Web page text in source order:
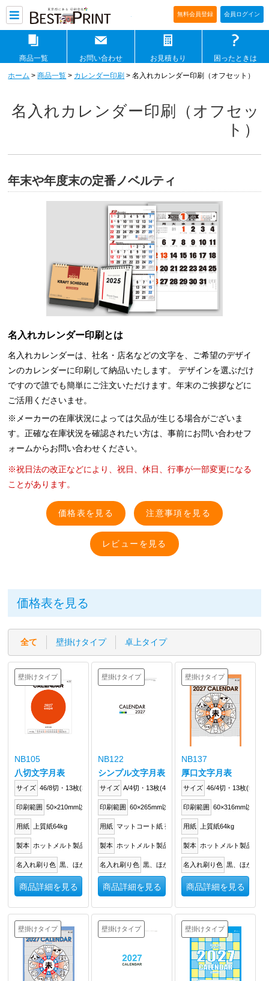
印刷通販ベストプリントベストプリ
無料会員登録 会員ログイン
商品一覧 お問い合わせ お見積もり 困ったときは
ホーム >商品一覧 > カレンダー印刷 > 名入れカレンダー印刷（オフセット）
名入れカレンダー印刷（オフセッ
ト）
年末や年度末の定番ノベルティ
名入れカレンダー印刷とは
名入れカレンダーは、社名・店名などの文字を、ご希望のデザイ
ンのカレンダーに印刷して納品いたします。 デザインを選ぶだけ
ですので誰でも簡単にご注文いただけます。年末のご挨拶などに
ご活用くださいませ。
※メーカーの在庫状況によっては欠品が生じる場合がございま
す。正確な在庫状況を確認されたい方は、事前にお問い合わせフ
ォームからお問い合わせください。
※祝日法の改正などにより、祝日、休日、行事が一部変更になる
ことがあります。
価格表を見る 注意事項を見る
価格表を見る
全て 壁掛けタイプ 卓上タイプ
壁掛けタイプ
NB105
八切文字月表
サイズ 46/8切・13枚(390×260mm)
印刷範囲 50×210mm以内
用紙 上質紙64kg
製本 ホットメルト製品
名入れ刷り色 黒、ほか
商品詳細を見る
壁掛けタイプ
NB122
シンプル文字月表
サイズ A/4切・13枚(447×305mm)
印刷範囲 60×265mm以内
用紙 マットコート紙 菊62.5kg
製本 ホットメルト製品
名入れ刷り色 黒、ほか
商品詳細を見る
壁掛けタイプ
NB137
厚口文字月表
サイズ 46/4切・13枚
印刷範囲 60×316mm以内
用紙 上質紙64kg
製本 ホットメルト製品
名入れ刷り色 黒、ほか
商品詳細を見る
壁掛けタイプ 壁掛けタイプ 壁掛けタイプ